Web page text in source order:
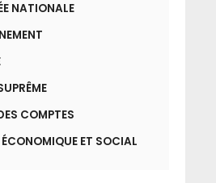
NATIONALE
COMPTES
ÉCONOMIQUE ET SOCIAL